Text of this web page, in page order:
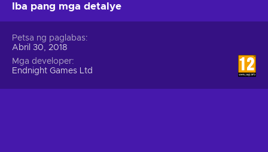
Iba pang mga detalye
Petsa ng paglabas
Abril 30, 2018
Mga developer
Endnight Games Ltd